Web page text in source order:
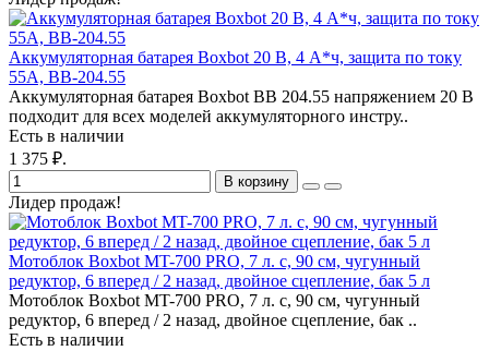
Аккумуляторная батарея Boxbot 20 В, 4 А*ч, защита по току
55А, BB-204.55
Аккумуляторная батарея Boxbot BB 204.55 напряжением 20 В
подходит для всех моделей аккумуляторного инстру..
Есть в наличии
1 375 ₽.
В корзину
Лидер продаж!
Мотоблок Boxbot MT-700 PRO, 7 л. с, 90 см, чугунный
редуктор, 6 вперед / 2 назад, двойное сцепление, бак 5 л
Мотоблок Boxbot MT-700 PRO, 7 л. с, 90 см, чугунный
редуктор, 6 вперед / 2 назад, двойное сцепление, бак ..
Есть в наличии